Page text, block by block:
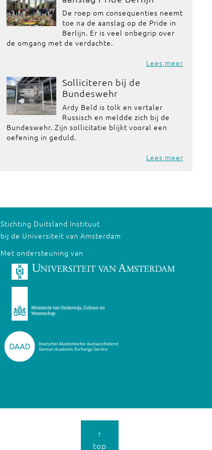
De roep om consequenties neemt
toe na de aanslag op de Pride in
Berlijn. Er is veel onbegrip over
de omgang met de verdachte.
Lees meer
Solliciteren bij de
Bundeswehr
Ardy Beld is tolk en vertaler
Russisch en meldde zich bij de
Bundeswehr. Zijn sollicitatie blijkt vooral een
oefening in geduld.
Lees meer
Stichting Duitsland Instituut
bij de Universiteit van Amsterdam
Met ondersteuning van
↑
top